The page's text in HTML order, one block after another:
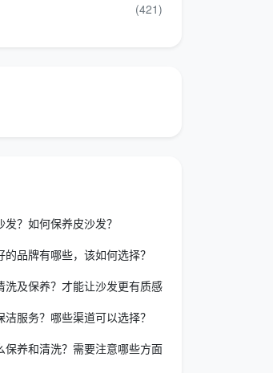
(421)
？如何保养皮沙发？
的品牌有哪些，该如何选择？
洗及保养？才能让沙发更有质感
服务？哪些渠道可以选择？
保养和清洗？需要注意哪些方面